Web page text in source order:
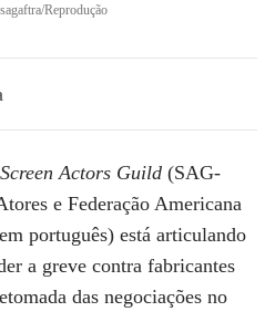
Reprodução
Screen Actors Guild (SAG-
e Federação Americana
português) está articulando
a greve contra fabricantes
das negociações no